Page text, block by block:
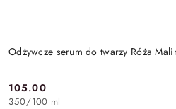
Odżywcze serum do twarzy Róża
Cena:
105.00
350/100 ml